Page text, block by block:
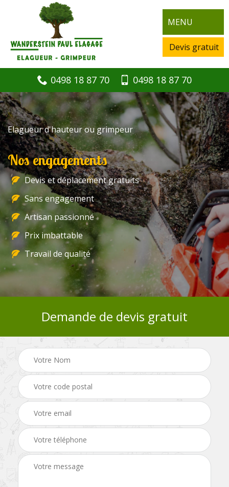
MENU
Devis gratuit
0498 18 87 70 0498 18 87 70
Elagueur d'hauteur ou grimpeur
Nos engagements
Devis et déplacement gratuits
Sans engagement
Artisan passionné
Prix imbattable
Travail de qualité
Demande de devis gratuit